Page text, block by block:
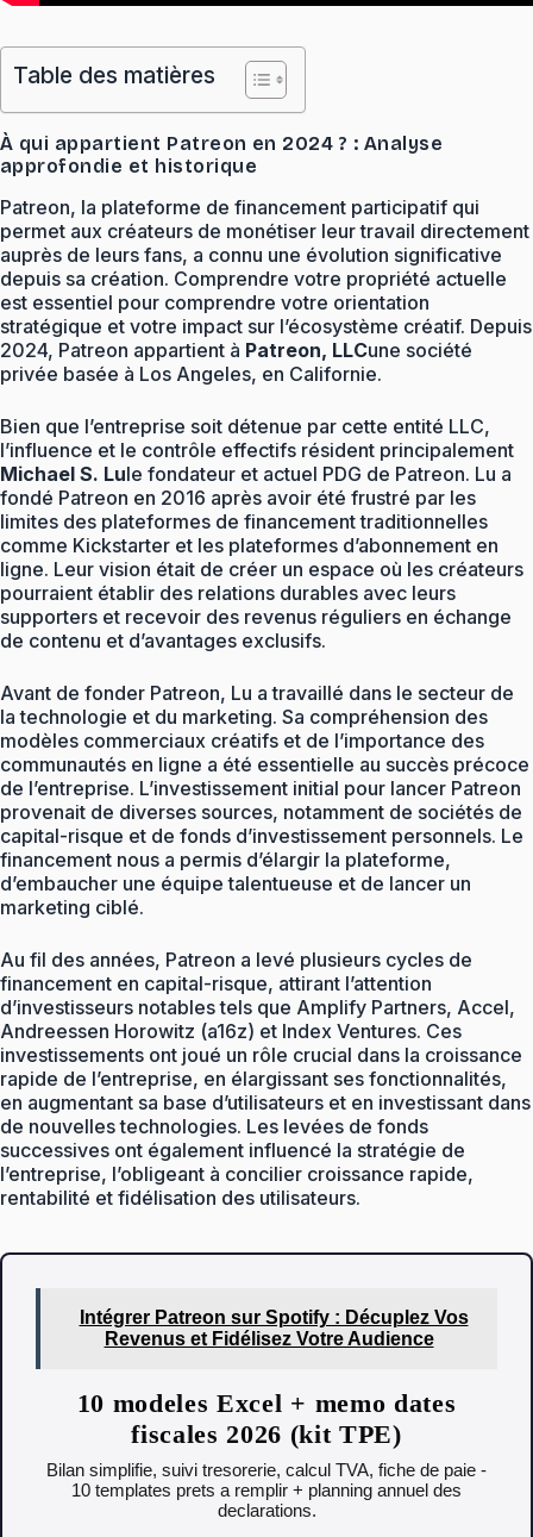
Table des matières
À qui appartient Patreon en 2024 ? : Analyse
approfondie et historique
Patreon, la plateforme de financement participatif qui
permet aux créateurs de monétiser leur travail directement
auprès de leurs fans, a connu une évolution significative
depuis sa création. Comprendre votre propriété actuelle
est essentiel pour comprendre votre orientation
stratégique et votre impact sur l’écosystème créatif. Depuis
2024, Patreon appartient à Patreon, LLCune société
privée basée à Los Angeles, en Californie.
Bien que l’entreprise soit détenue par cette entité LLC,
l’influence et le contrôle effectifs résident principalement
Michael S. Lule fondateur et actuel PDG de Patreon. Lu a
fondé Patreon en 2016 après avoir été frustré par les
limites des plateformes de financement traditionnelles
comme Kickstarter et les plateformes d’abonnement en
ligne. Leur vision était de créer un espace où les créateurs
pourraient établir des relations durables avec leurs
supporters et recevoir des revenus réguliers en échange
de contenu et d’avantages exclusifs.
Avant de fonder Patreon, Lu a travaillé dans le secteur de
la technologie et du marketing. Sa compréhension des
modèles commerciaux créatifs et de l’importance des
communautés en ligne a été essentielle au succès précoce
de l’entreprise. L’investissement initial pour lancer Patreon
provenait de diverses sources, notamment de sociétés de
capital-risque et de fonds d’investissement personnels. Le
financement nous a permis d’élargir la plateforme,
d’embaucher une équipe talentueuse et de lancer un
marketing ciblé.
Au fil des années, Patreon a levé plusieurs cycles de
financement en capital-risque, attirant l’attention
d’investisseurs notables tels que Amplify Partners, Accel,
Andreessen Horowitz (a16z) et Index Ventures. Ces
investissements ont joué un rôle crucial dans la croissance
rapide de l’entreprise, en élargissant ses fonctionnalités,
en augmentant sa base d’utilisateurs et en investissant dans
de nouvelles technologies. Les levées de fonds
successives ont également influencé la stratégie de
l’entreprise, l’obligeant à concilier croissance rapide,
rentabilité et fidélisation des utilisateurs.
Intégrer Patreon sur Spotify : Décuplez Vos
Revenus et Fidélisez Votre Audience
10 modeles Excel + memo dates
fiscales 2026 (kit TPE)
Bilan simplifie, suivi tresorerie, calcul TVA, fiche de paie -
10 templates prets a remplir + planning annuel des
declarations.